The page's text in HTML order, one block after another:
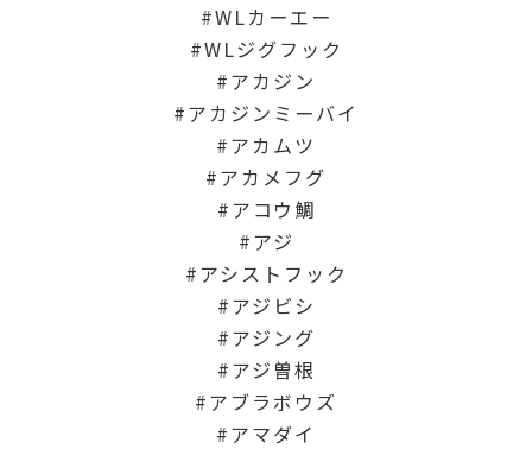
WLカーエー
WLジグフック
アカジン
アカジンミーバイ
アカムツ
アカメフグ
アコウ鯛
アジ
アシストフック
アジビシ
アジング
アジ曽根
アブラボウズ
アマダイ